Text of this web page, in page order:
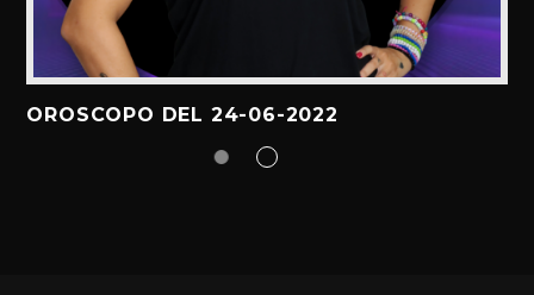
OROSCOPO DEL 24-06-2022